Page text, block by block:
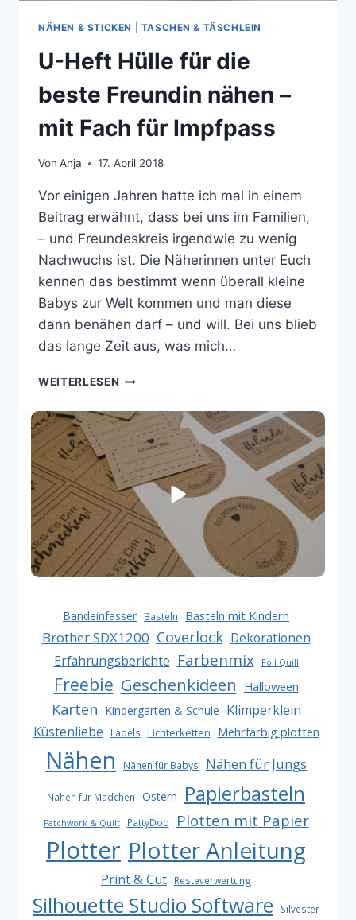
NÄHEN & STICKEN TASCHEN & TÄSCHLEIN
U-Heft Hülle für die
beste Freundin nähen –
mit Fach für Impfpass
Von Anja 17. April 2018
Vor einigen Jahren hatte ich mal in einem
Beitrag erwähnt, dass bei uns im Familien,
– und Freundeskreis irgendwie zu wenig
Nachwuchs ist. Die Näherinnen unter Euch
kennen das bestimmt wenn überall kleine
Babys zur Welt kommen und man diese
dann benähen darf – und will. Bei uns blieb
das lange Zeit aus, was mich…
WEITERLESEN U-
HÜLLE
DIE
BESTE
FREUNDIN
NÄHEN
–
MIT
FACH
FÜR
IMPFPASS
Bandeinfasser Basteln Basteln mit Kindern
Brother SDX1200 Coverlock Dekorationen
Erfahrungsberichte Farbenmix Foil Quill
Freebie Geschenkideen Halloween
Karten Kindergarten & Schule Klimperklein
Küstenliebe
Labels Lichterketten Mehrfarbig plotten
Nähen Nähen für Babys Nähen für Jungs
Nähen für Mädchen Ostern Papierbasteln
Patchwork & Quilt PattyDoo Plotten mit Papier
Plotter Plotter Anleitung
Print & Cut Resteverwertung
Silhouette Studio Software Silvester